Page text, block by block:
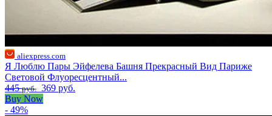
aliexpress.com
Я Люблю Пары Эйфелева Башня Прекрасный Вид Париже
Световой Флуоресцентный...
445руб. 369 руб.
Buy Now
- 49%